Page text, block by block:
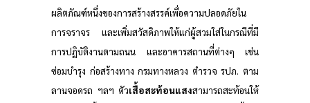
ผลิตภัณฑ์หนึ่งของการสร้างสรรค์เพื่อความปลอดภัยใน
การจราจร และเพิ่มสวัสดิภาพให้แก่ผู้สวมใส่ในกรณีที่มี
การปฏิบัติงานตามถนน และอาคารสถานที่ต่างๆ เช่น
ซ่อมบำรุง ก่อสร้างทาง กรมทางหลวง ตำรวจ รปภ. ตาม
ลานจอดรถ ฯลฯ ตัวเสื้อสะท้อนแสงสามารถสะท้อนให้